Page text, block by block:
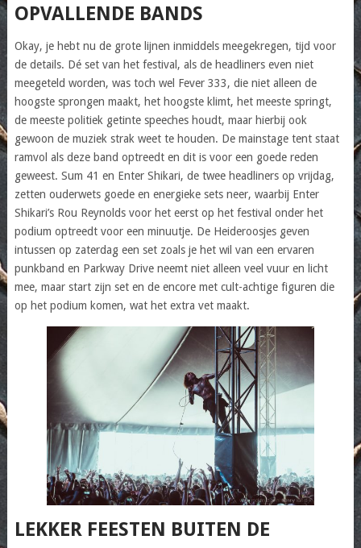
OPVALLENDE BANDS
Okay, je hebt nu de grote lijnen inmiddels meegekregen, tijd voor
de details. Dé set van het festival, als de headliners even niet
meegeteld worden, was toch wel Fever 333, die niet alleen de
hoogste sprongen maakt, het hoogste klimt, het meeste springt,
de meeste politiek getinte speeches houdt, maar hierbij ook
gewoon de muziek strak weet te houden. De mainstage tent staat
ramvol als deze band optreedt en dit is voor een goede reden
geweest. Sum 41 en Enter Shikari, de twee headliners op vrijdag,
zetten ouderwets goede en energieke sets neer, waarbij Enter
Shikari’s Rou Reynolds voor het eerst op het festival onder het
podium optreedt voor een minuutje. De Heideroosjes geven
intussen op zaterdag een set zoals je het wil van een ervaren
punkband en Parkway Drive neemt niet alleen veel vuur en licht
mee, maar start zijn set en de encore met cult-achtige figuren die
op het podium komen, wat het extra vet maakt.
LEKKER FEESTEN BUITEN DE